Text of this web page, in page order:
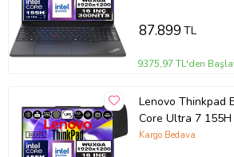
Bilgisayar
87.899TL
9375,97 TL'den
Lenovo Thinkpad
Core Ultra 7
SSD Intel® Aı
Kargo Bedava